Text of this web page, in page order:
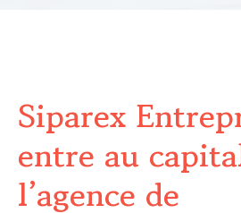
Siparex
entre au
l’agence de